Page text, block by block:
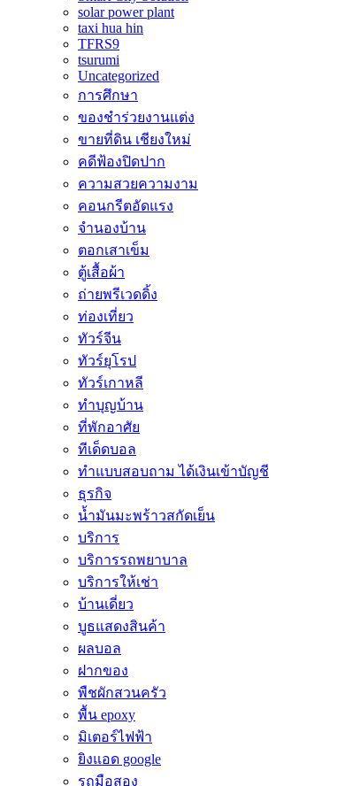
solar power plant
taxi hua hin
TFRS9
tsurumi
Uncategorized
การศึกษา
ของชำร่วยงานแต่ง
ขายที่ดิน เชียงใหม่
คดีฟ้องปิดปาก
ความสวยความงาม
คอนกรีตอัดแรง
จำนองบ้าน
ตอกเสาเข็ม
ตู้เสื้อผ้า
ถ่ายพรีเวดดิ้ง
ท่องเที่ยว
ทัวร์จีน
ทัวร์ยุโรป
ทัวร์เกาหลี
ทำบุญบ้าน
ที่พักอาศัย
ทีเด็ดบอล
ทําแบบสอบถาม ได้เงินเข้าบัญชี
ธุรกิจ
น้ำมันมะพร้าวสกัดเย็น
บริการ
บริการรถพยาบาล
บริการให้เช่า
บ้านเดี่ยว
บูธแสดงสินค้า
ผลบอล
ฝากของ
พืชผักสวนครัว
พื้น epoxy
มิเตอร์ไฟฟ้า
ยิงแอด google
รถมือสอง